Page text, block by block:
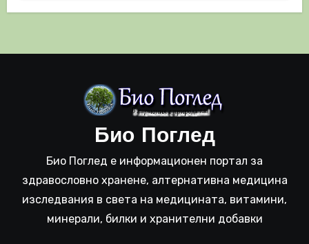
Био Поглед
Био Поглед е информационен портал за
здравословно хранене, алтернативна медицина
изследвания в света на медицината, витамини,
минерали, билки и хранителни добавки